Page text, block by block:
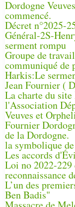
Dordogne
commencé.
Décret n°2025-
Général-2S-
serment rompu
Groupe de
communiqué de
Harkis:Le
Jean Fournier (
La charte du
l'Association
Veuves et
Fournier
de la Dordogne.
la symbolique
Les accords
Loi no 2022-
reconnaissance
L’un des
Ben Badis"